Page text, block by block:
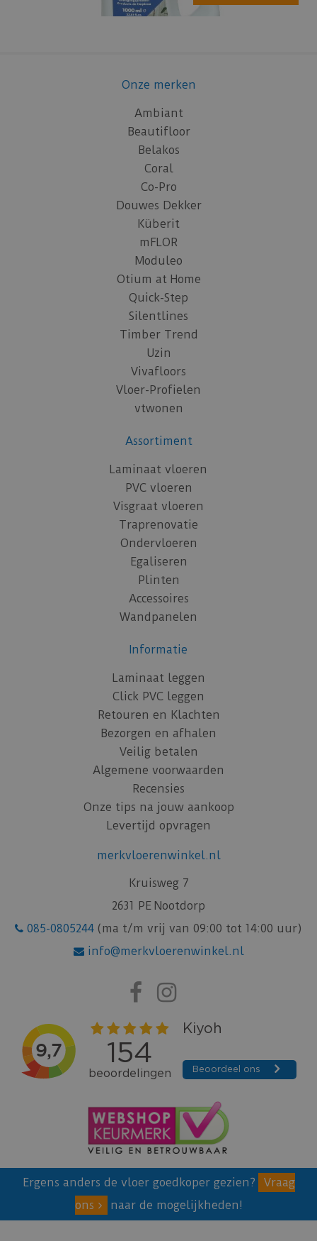
Onze merken
Ambiant
Beautifloor
Belakos
Coral
Co-Pro
Douwes Dekker
Küberit
mFLOR
Moduleo
Otium at Home
Quick-Step
Silentlines
Timber Trend
Uzin
Vivafloors
Vloer-Profielen
vtwonen
Assortiment
Laminaat vloeren
PVC vloeren
Visgraat vloeren
Traprenovatie
Ondervloeren
Egaliseren
Plinten
Accessoires
Wandpanelen
Informatie
Laminaat leggen
Click PVC leggen
Retouren en Klachten
Bezorgen en afhalen
Veilig betalen
Algemene voorwaarden
Recensies
Onze tips na jouw aankoop
Levertijd opvragen
merkvloerenwinkel.nl
Kruisweg 7
2631 PE Nootdorp
085-0805244 (ma t/m vrij van 09:00 tot 14:00 uur)
info@merkvloerenwinkel.nl
Ergens anders de vloer goedkoper gezien?
Vraag
ons
naar de mogelijkheden!